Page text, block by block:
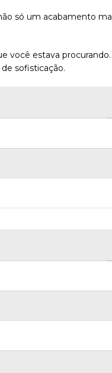
só um acabamento
você estava
sofisticação.